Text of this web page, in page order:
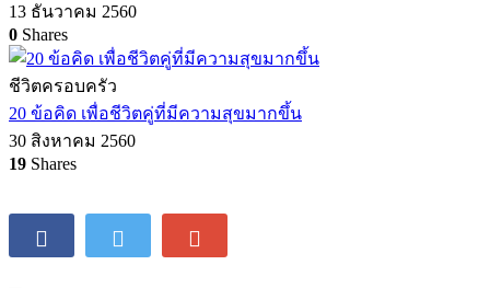
13 ธันวาคม 2560
0 Shares
ชีวิตครอบครัว
20 ข้อคิด เพื่อชีวิตคู่ที่มีความสุขมากขึ้น
30 สิงหาคม 2560
19 Shares